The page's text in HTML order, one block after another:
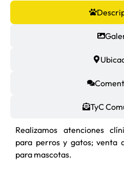
TyC
Realizamos atenciones
para perros y gatos; venta
para mascotas.